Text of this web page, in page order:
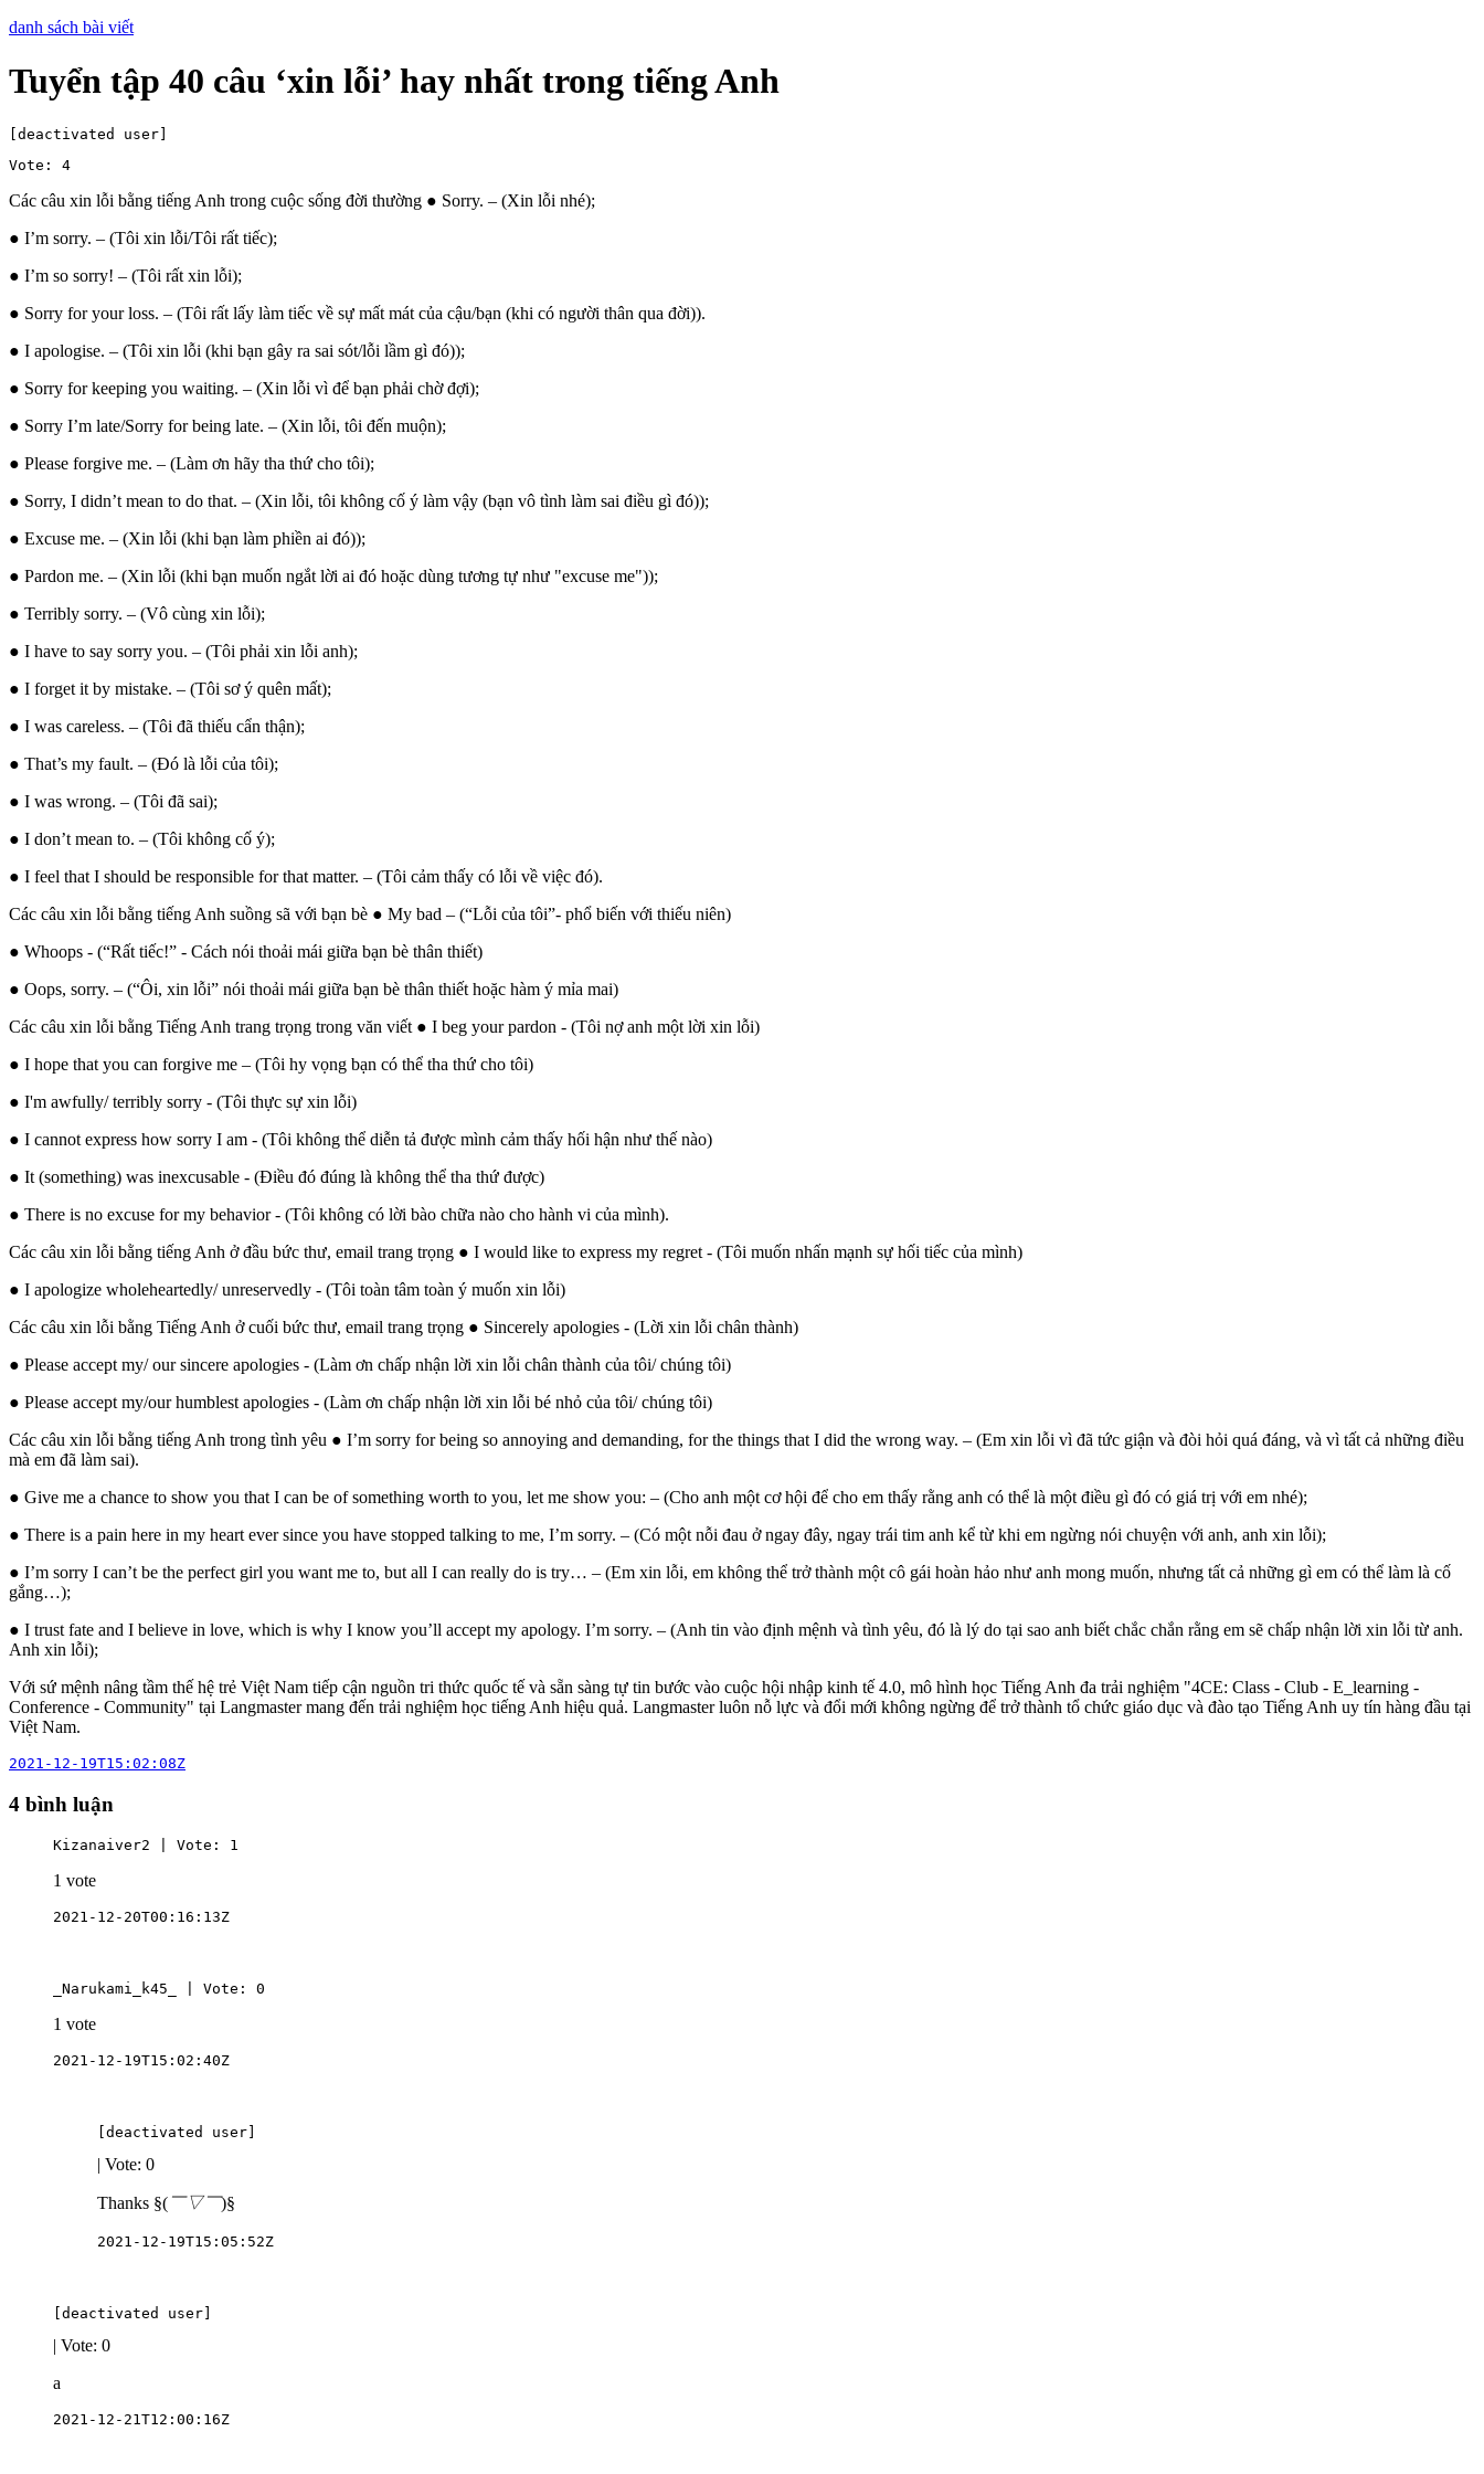
danh sách bài viết
Tuyển tập 40 câu ‘xin lỗi’ hay nhất trong tiếng Anh
[deactivated user]
Vote: 4
Các câu xin lỗi bằng tiếng Anh trong cuộc sống đời thường ● Sorry. – (Xin lỗi nhé);
● I’m sorry. – (Tôi xin lỗi/Tôi rất tiếc);
● I’m so sorry! – (Tôi rất xin lỗi);
● Sorry for your loss. – (Tôi rất lấy làm tiếc về sự mất mát của cậu/bạn (khi có người thân qua đời)).
● I apologise. – (Tôi xin lỗi (khi bạn gây ra sai sót/lỗi lầm gì đó));
● Sorry for keeping you waiting. – (Xin lỗi vì để bạn phải chờ đợi);
● Sorry I’m late/Sorry for being late. – (Xin lỗi, tôi đến muộn);
● Please forgive me. – (Làm ơn hãy tha thứ cho tôi);
● Sorry, I didn’t mean to do that. – (Xin lỗi, tôi không cố ý làm vậy (bạn vô tình làm sai điều gì đó));
● Excuse me. – (Xin lỗi (khi bạn làm phiền ai đó));
● Pardon me. – (Xin lỗi (khi bạn muốn ngắt lời ai đó hoặc dùng tương tự như "excuse me"));
● Terribly sorry. – (Vô cùng xin lỗi);
● I have to say sorry you. – (Tôi phải xin lỗi anh);
● I forget it by mistake. – (Tôi sơ ý quên mất);
● I was careless. – (Tôi đã thiếu cẩn thận);
● That’s my fault. – (Đó là lỗi của tôi);
● I was wrong. – (Tôi đã sai);
● I don’t mean to. – (Tôi không cố ý);
● I feel that I should be responsible for that matter. – (Tôi cảm thấy có lỗi về việc đó).
Các câu xin lỗi bằng tiếng Anh suồng sã với bạn bè ● My bad – (“Lỗi của tôi”- phổ biến với thiếu niên)
● Whoops - (“Rất tiếc!” - Cách nói thoải mái giữa bạn bè thân thiết)
● Oops, sorry. – (“Ôi, xin lỗi” nói thoải mái giữa bạn bè thân thiết hoặc hàm ý mỉa mai)
Các câu xin lỗi bằng Tiếng Anh trang trọng trong văn viết ● I beg your pardon - (Tôi nợ anh một lời xin lỗi)
● I hope that you can forgive me – (Tôi hy vọng bạn có thể tha thứ cho tôi)
● I'm awfully/ terribly sorry - (Tôi thực sự xin lỗi)
● I cannot express how sorry I am - (Tôi không thể diễn tả được mình cảm thấy hối hận như thế nào)
● It (something) was inexcusable - (Điều đó đúng là không thể tha thứ được)
● There is no excuse for my behavior - (Tôi không có lời bào chữa nào cho hành vi của mình).
Các câu xin lỗi bằng tiếng Anh ở đầu bức thư, email trang trọng ● I would like to express my regret - (Tôi muốn nhấn mạnh sự hối tiếc của mình)
● I apologize wholeheartedly/ unreservedly - (Tôi toàn tâm toàn ý muốn xin lỗi)
Các câu xin lỗi bằng Tiếng Anh ở cuối bức thư, email trang trọng ● Sincerely apologies - (Lời xin lỗi chân thành)
● Please accept my/ our sincere apologies - (Làm ơn chấp nhận lời xin lỗi chân thành của tôi/ chúng tôi)
● Please accept my/our humblest apologies - (Làm ơn chấp nhận lời xin lỗi bé nhỏ của tôi/ chúng tôi)
Các câu xin lỗi bằng tiếng Anh trong tình yêu ● I’m sorry for being so annoying and demanding, for the things that I did the wrong way. – (Em xin lỗi vì đã tức giận và đòi hỏi quá đáng, và vì tất cả những điều
mà em đã làm sai).
● Give me a chance to show you that I can be of something worth to you, let me show you: – (Cho anh một cơ hội để cho em thấy rằng anh có thể là một điều gì đó có giá trị với em nhé);
● There is a pain here in my heart ever since you have stopped talking to me, I’m sorry. – (Có một nỗi đau ở ngay đây, ngay trái tim anh kể từ khi em ngừng nói chuyện với anh, anh xin lỗi);
● I’m sorry I can’t be the perfect girl you want me to, but all I can really do is try… – (Em xin lỗi, em không thể trở thành một cô gái hoàn hảo như anh mong muốn, nhưng tất cả những gì em có thể làm là cố
gắng…);
● I trust fate and I believe in love, which is why I know you’ll accept my apology. I’m sorry. – (Anh tin vào định mệnh và tình yêu, đó là lý do tại sao anh biết chắc chắn rằng em sẽ chấp nhận lời xin lỗi từ anh.
Anh xin lỗi);
Với sứ mệnh nâng tầm thế hệ trẻ Việt Nam tiếp cận nguồn tri thức quốc tế và sẵn sàng tự tin bước vào cuộc hội nhập kinh tế 4.0, mô hình học Tiếng Anh đa trải nghiệm "4CE: Class - Club - E_learning -
Conference - Community" tại Langmaster mang đến trải nghiệm học tiếng Anh hiệu quả. Langmaster luôn nỗ lực và đổi mới không ngừng để trở thành tổ chức giáo dục và đào tạo Tiếng Anh uy tín hàng đầu tại
Việt Nam.
2021-12-19T15:02:08Z
4 bình luận
Kizanaiver2 | Vote: 1
1 vote
2021-12-20T00:16:13Z
_Narukami_k45_ | Vote: 0
1 vote
2021-12-19T15:02:40Z
[deactivated user]
| Vote: 0
Thanks §( ￣▽￣)§
2021-12-19T15:05:52Z
[deactivated user]
| Vote: 0
a
2021-12-21T12:00:16Z